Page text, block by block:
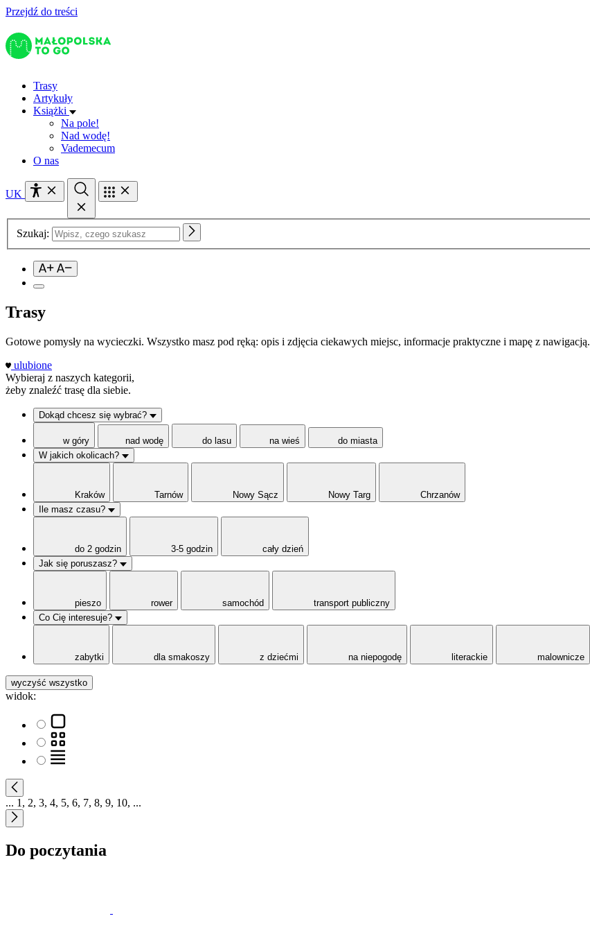
Przejdź do treści
Trasy
Artykuły
Książki
Na pole!
Nad wodę!
Vademecum
O nas
UK
Szukaj:
Trasy
Gotowe pomysły na wycieczki. Wszystko masz pod ręką: opis i zdjęcia ciekawych miejsc, informacje praktyczne i mapę z nawigacją.
ulubione
Wybieraj z naszych kategorii,
żeby znaleźć trasę dla siebie.
Dokąd chcesz się wybrać?
w góry nad wodę do lasu na wieś
do miasta
W jakich okolicach?
Kraków Tarnów Nowy Sącz Nowy Targ
Chrzanów
Ile masz czasu?
do 2 godzin 3-5 godzin
cały dzień
Jak się poruszasz?
pieszo rower samochód
transport publiczny
Co Cię interesuje?
zabytki dla smakoszy z dziećmi na niepogodę literackie malownicze
wyczyść wszystko
widok:
... 1 , 2, 3, 4, 5, 6, 7, 8, 9, 10, ...
Do poczytania